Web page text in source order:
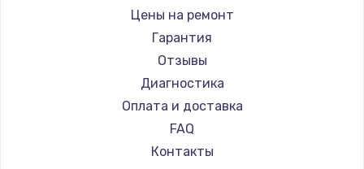
Заказать
Замена оперативной памяти
890 руб.
Заказать
Замена системы охлаждения
Цены на ремонт
Гарантия
Отзывы
Диагностика
Оплата и доставка
FAQ
Контакты